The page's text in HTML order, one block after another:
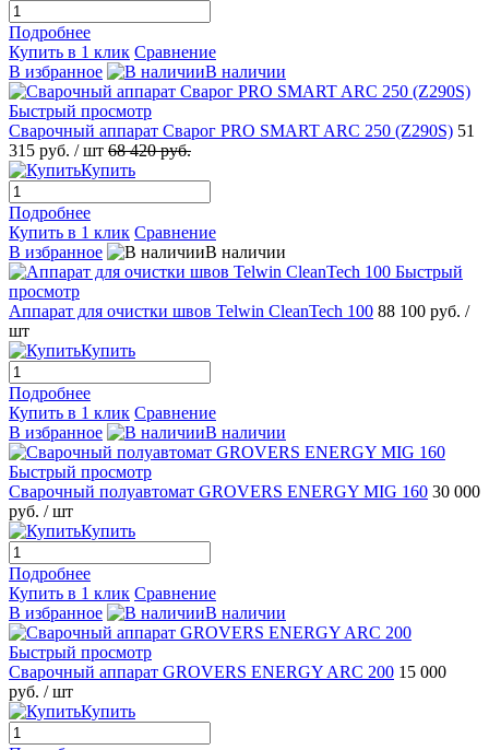
Подробнее
Купить в 1 клик Сравнение
В избранное
В наличии
Быстрый просмотр
Сварочный аппарат Сварог PRO SMART ARC 250 (Z290S) 51
315 руб. / шт 68 420 руб.
Купить
Подробнее
Купить в 1 клик Сравнение
В избранное
В наличии
Быстрый
просмотр
Аппарат для очистки швов Telwin CleanTech 100 88 100 руб. /
шт
Купить
Подробнее
Купить в 1 клик Сравнение
В избранное
В наличии
Быстрый просмотр
Сварочный полуавтомат GROVERS ENERGY MIG 160 30 000
руб. / шт
Купить
Подробнее
Купить в 1 клик Сравнение
В избранное
В наличии
Быстрый просмотр
Сварочный аппарат GROVERS ENERGY ARC 200 15 000
руб. / шт
Купить